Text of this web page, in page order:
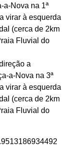
a-Nova na 1ª
virar à esquerda
(cerca de 2km
Fluvial do
a
a-Nova na 3ª
virar à esquerda
(cerca de 2km
Fluvial do